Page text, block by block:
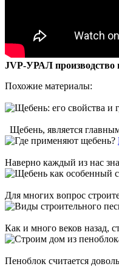
JVP-УРАЛ производство
Похожие материалы:
Щебень, является
Наверно каждый из нас
Для многих вопрос
Как и много веков назад,
Пеноблок считается